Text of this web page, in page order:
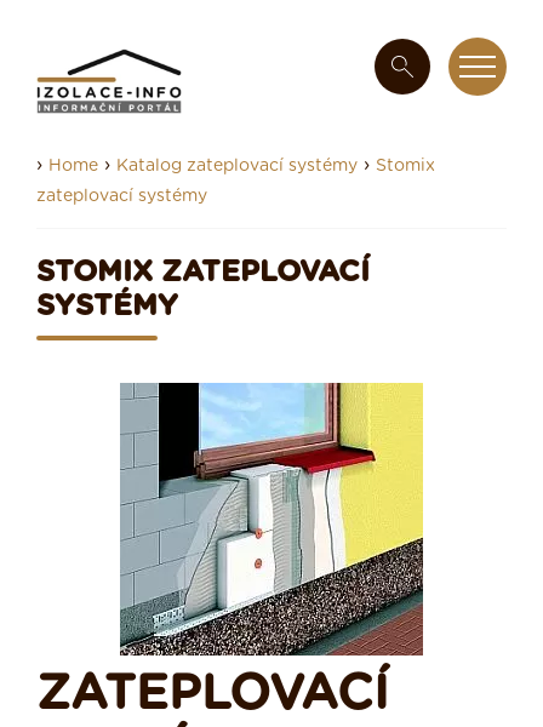
› Home › Katalog zateplovací systémy › Stomix
zateplovací systémy
STOMIX ZATEPLOVACÍ
SYSTÉMY
ZATEPLOVACÍ